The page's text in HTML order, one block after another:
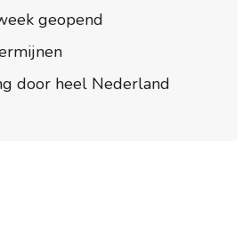
geopend
door heel Nederland